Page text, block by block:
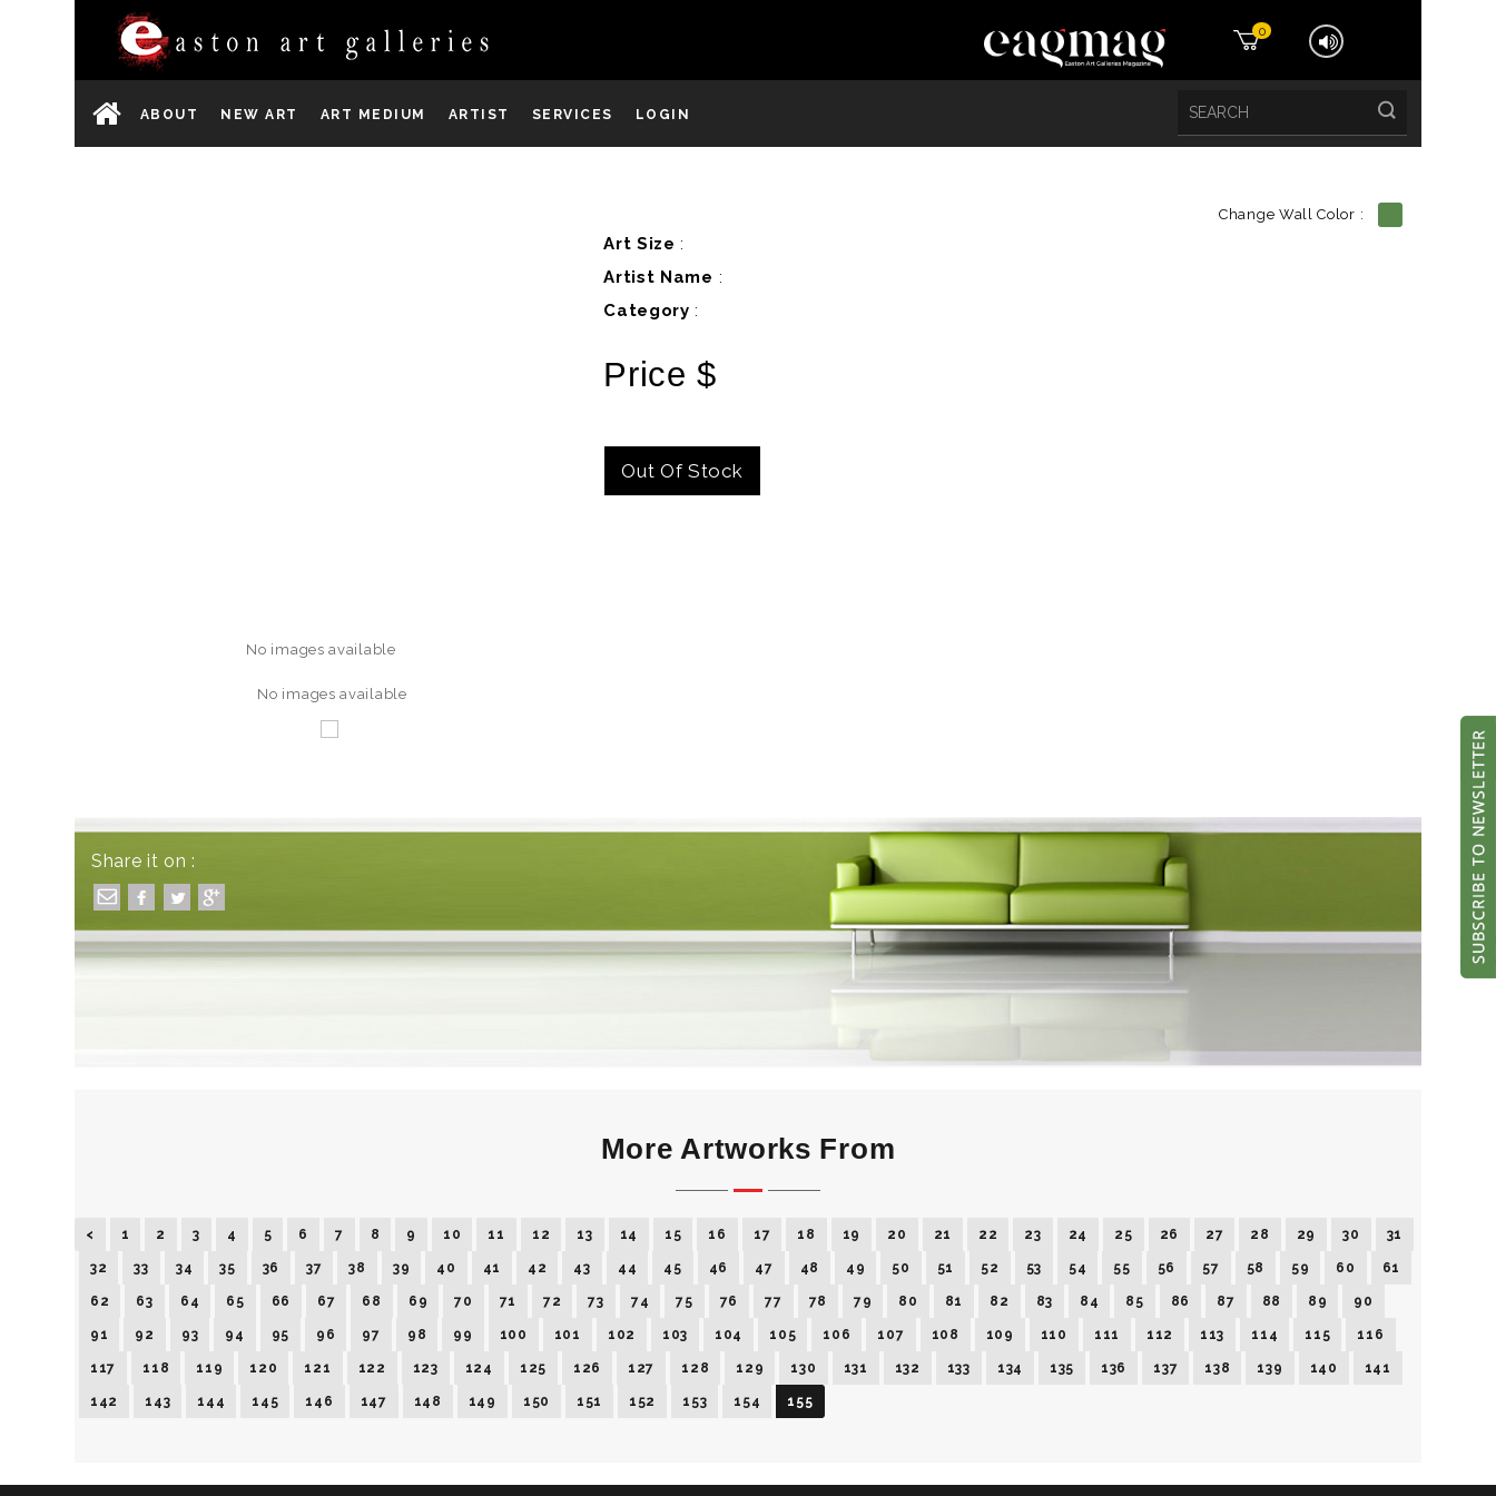
0
ABOUT NEW ART ART MEDIUM ARTIST SERVICES LOGIN
No images available
No images available
Change Wall Color :
Art Size :
Artist Name :
Category :
Price $
Out Of Stock
Share it on :
More Artworks From
< 1 2 3 4 5 6 7 8 9 10 11 12 13 14 15 16 17 18 19 20 21 22 23 24 25 26 27 28 29 30 31
32 33 34 35 36 37 38 39 40 41 42 43 44 45 46 47 48 49 50 51 52 53 54 55 56 57 58 59 60 61
62 63 64 65 66 67 68 69 70 71 72 73 74 75 76 77 78 79 80 81 82 83 84 85 86 87 88 89 90
91 92 93 94 95 96 97 98 99 100 101 102 103 104 105 106 107 108 109 110 111 112 113 114 115 116
117 118 119 120 121 122 123 124 125 126 127 128 129 130 131 132 133 134 135 136 137 138 139 140 141
142 143 144 145 146 147 148 149 150 151 152 153 154 155